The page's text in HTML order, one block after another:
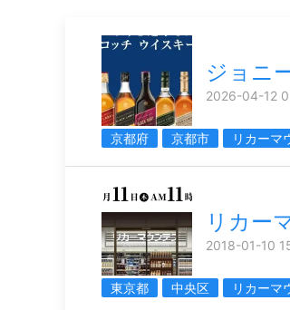
ジョニ
2026-04-12
京都府 京都市 リカーマ
リカー
2018-01-10
東京都 中央区 リカーマ